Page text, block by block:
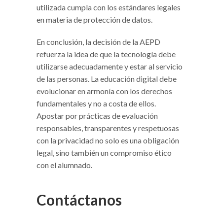
utilizada cumpla con los estándares legales
en materia de protección de datos.
En conclusión, la decisión de la AEPD
refuerza la idea de que la tecnología debe
utilizarse adecuadamente y estar al servicio
de las personas. La educación digital debe
evolucionar en armonía con los derechos
fundamentales y no a costa de ellos.
Apostar por prácticas de evaluación
responsables, transparentes y respetuosas
con la privacidad no solo es una obligación
legal, sino también un compromiso ético
con el alumnado.
Contáctanos